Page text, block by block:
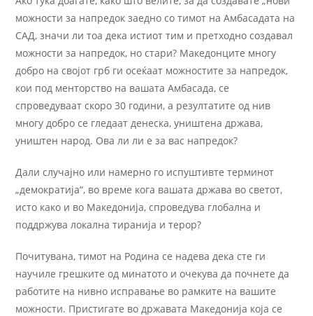
можности за напредок заедно со тимот на Амбасадата на
САД, значи ли тоа дека истиот тим и претходно создавал
можности за напредок, но стари? Македонците многу
добро на својот грб ги осеќаат можностите за напредок,
кои под менторство на вашата Амбасада, се
спроведуваат скоро 30 години, а резултатите од нив
многу добро се гледаат денеска, уништена држава,
уништен народ. Ова ли ли е за вас напредок?
Дали случајно или намерно го испуштивте терминот
„демократија“, во време кога вашата држава во светот,
исто како и во Македонија, спроведува глобална и
поддржува локална тиранија и терор?
Почитувана, тимот на Родина се надева дека сте ги
научиле грешките од минатото и очекува да почнете да
работите на нивно исправање во рамките на вашите
можности. Пристигате во државата Македонија која се